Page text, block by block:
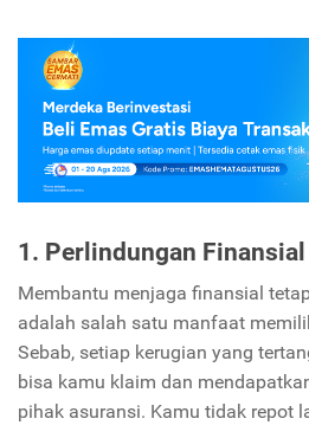
1. Perlindungan Finansial
Membantu menjaga finansial
adalah salah satu manfaat
Sebab, setiap kerugian yang
bisa kamu klaim dan
pihak asuransi. Kamu tidak repot